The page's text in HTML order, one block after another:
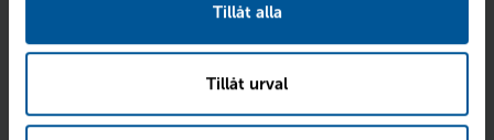
Tillåt alla
Tillåt urval
Har du hel- eller halvförsäkring omfattas glasskador
vanligtvis av din glasförsäkring.
Du betalar normalt endast självrisken.
Vi hanterar skadeärendet så smidigt som möjligt.